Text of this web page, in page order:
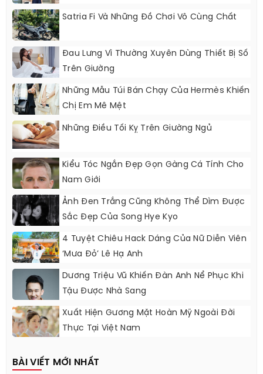
Satria Fi Và Những Đồ Chơi Vô Cùng Chất
Đau Lưng Vì Thường Xuyên Dùng Thiết Bị Số
Trên Giường
Những Mẫu Túi Bán Chạy Của Hermès Khiến
Chị Em Mê Mệt
Những Điều Tối Kỵ Trên Giường Ngủ
Kiểu Tóc Ngắn Đẹp Gọn Gàng Cá Tính Cho
Nam Giới
Ảnh Đen Trắng Cũng Không Thể Dìm Được
Sắc Đẹp Của Song Hye Kyo
4 Tuyệt Chiêu Hack Dáng Của Nữ Diễn Viên
‘Mưa Đỏ’ Lê Hạ Anh
Dương Triệu Vũ Khiến Đàn Anh Nể Phục Khi
Tậu Được Nhà Sang
Xuất Hiện Gương Mặt Hoàn Mỹ Ngoài Đời
Thực Tại Việt Nam
BÀI VIẾT MỚI NHẤT